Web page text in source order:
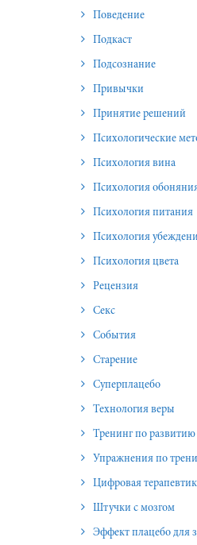
Поведение
Подкаст
Подсознание
Привычки
Принятие решений
Психологические методы
Психология вина
Психология
Психология питания
Психология
Психология цвета
Рецензия
Секс
События
Старение
Суперплацебо
Технология веры
Тренинг по
Упражнения по
Цифровая
Штучки с мозгом
Эффект плацебо для здоровья,